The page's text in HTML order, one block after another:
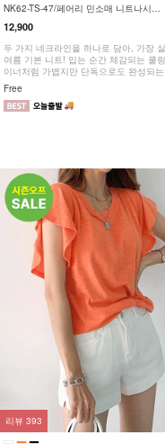
NK62-TS-47/페어리 민소매 니트나시
_YN
12,900
두 가지 네크라인을 하나로 담아, 가장
여름 기본 니트! 입는 순간 체감되는 쿨
이너처럼 가볍지만 단독으로도 완성되
Free
리뷰 393